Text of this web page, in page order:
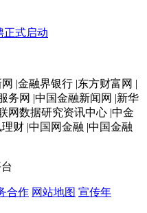
正式启动
|金融界银行 |东方财富网 |
务网 |中国金融新闻网 |新华
网数据研究资讯中心 |中金
财 |中国网金融 |中国金融
合作 网站地图 宣传年